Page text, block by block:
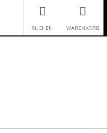
SUCHEN WARENKORB